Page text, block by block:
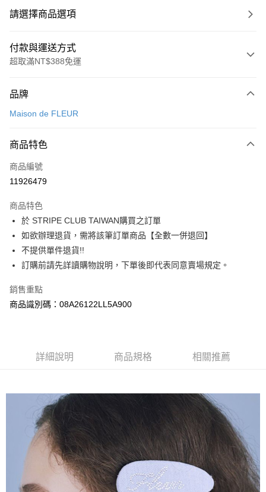
請選擇商品選項
付款與運送方式
超取滿NT$388免運
信用卡一次付款
3 期 0 利率 每期
合作金庫商業銀行
上海商業儲蓄銀行
臺灣中小企業銀行
匯豐（台灣）商業銀行
華泰商業銀行
聯邦商業銀行
遠東國際商業銀行
元大商業銀行
玉山商業銀行
星展（台灣）商業銀行
台灣樂天信用卡公司
超商取貨付款
LINE Pay
Apple Pay
街口支付
悠遊付
大哥付你分期
相關說明
流程，驗證手機門號後，選擇欲分期的期數、繳款截止日，確認付款後即完
消。如遇「轉專審核」未通過狀況，表示未達大哥付你分期系統評分，恕無
法說明評估內容。
【繳款方式說明】
1.分期款項不併入電信帳單，「大哥付你分期」於每月結算日後寄送繳費提
醒簡訊。
2.透過簡訊連結打開帳單後，可選擇「超商條碼／台灣大直營門市／銀行轉
帳／街口支付／iPASS MONEY」等通路繳費。
【注意事項】
【關於「AFTEE先享後付」】
１．簡單：不需註冊會員、不需綁卡、不需儲值。
２．便利：只要手機號碼，簡訊認證，即可結帳。
３．安心：先確認商品／服務後，再付款。
【「AFTEE先享後付」結帳流程】
１．於結帳方式選擇「AFTEE先享後付」後，將跳轉至「AFTEE先享後付」
結帳頁面，進行簡訊認證並確認金額後，即可完成結帳。
２．訂單成立數日內，您將收到繳費通知簡訊。
３．收到繳費通知簡訊後14天內，點擊此簡訊中的連結，可透過四大超商／
ATM／網路銀行／等多元方式進行付款，方視為交易完成。
全家取貨付款
每筆NT$60，滿NT$388(含以上)免運費
全家純取貨
每筆NT$60，滿NT$388(含以上)免運費
品牌
Maison de FLEUR
商品特色
商品編號
11926479
商品特色
於 STRIPE CLUB TAIWAN購買之訂單
如欲辦理退貨，需將該筆訂單商品【全數一併退回】
不提供單件退貨!!
訂購前請先詳讀購物說明，下單後即代表同意賣場規定。
銷售重點
商品識別碼：08A26122LL5A900
詳細說明 商品規格 相關推薦